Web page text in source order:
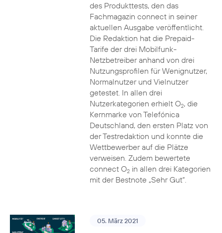
des Produkttests, den das
Fachmagazin connect in seiner
aktuellen Ausgabe veröffentlicht.
Die Redaktion hat die Prepaid-
Tarife der drei Mobilfunk-
Netzbetreiber anhand von drei
Nutzungsprofilen für Wenignutzer,
Normalnutzer und Vielnutzer
getestet. In allen drei
Nutzerkategorien erhielt O2, die
Kernmarke von Telefónica
Deutschland, den ersten Platz von
der Testredaktion und konnte die
Wettbewerber auf die Plätze
verweisen. Zudem bewertete
connect O2in allen drei Kategorien
mit der Bestnote „Sehr Gut“.
05. März 2021